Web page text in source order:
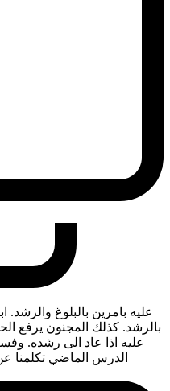
عليه بامرين بالبلوغ والرشد.
بالرشد. كذلك المجنون يرفع
عليه اذا عاد الى رشده.
الدرس الماضي تكلمنا